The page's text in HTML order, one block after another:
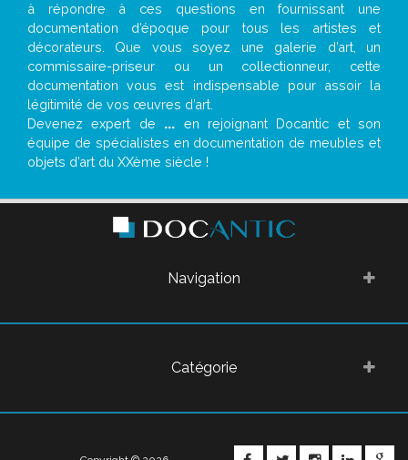
à répondre à ces questions en fournissant une
documentation d’époque pour tous les artistes et
décorateurs. Que vous soyez une galerie d’art, un
commissaire-priseur ou un collectionneur, cette
documentation vous est indispensable pour assoir la
légitimité de vos œuvres d’art.
Devenez expert de ... en rejoignant Docantic et son
équipe de spécialistes en documentation de meubles et
objets d’art du XXème siècle !
Navigation
Catégorie